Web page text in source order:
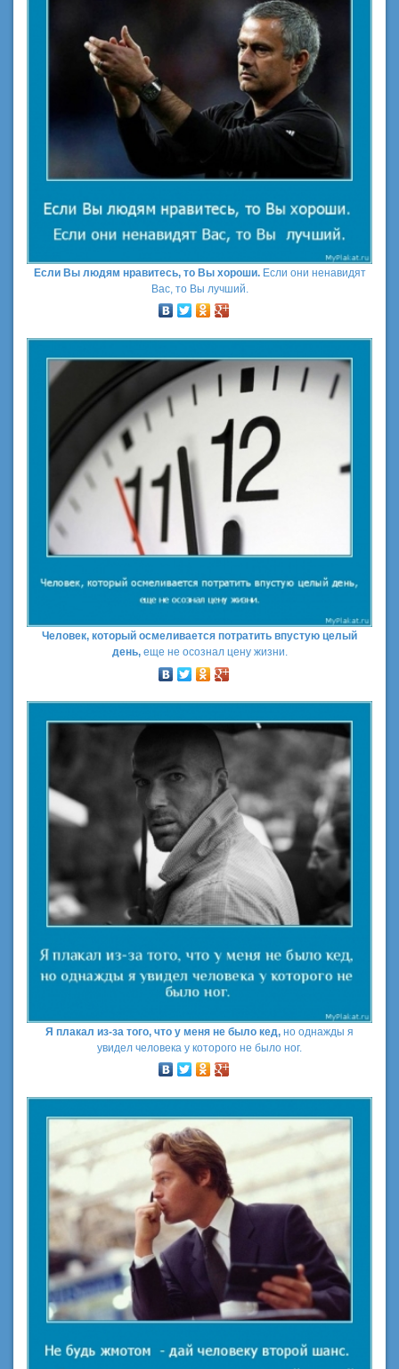
Если Вы людям нравитесь, то Вы хороши. Если они ненавидят
Вас, то Вы лучший.
Человек, который осмеливается потратить впустую целый
день,еще не осознал цену жизни.
Я плакал из-за того, что у меня не было кед, но однажды я
увидел человека у которого не было ног.